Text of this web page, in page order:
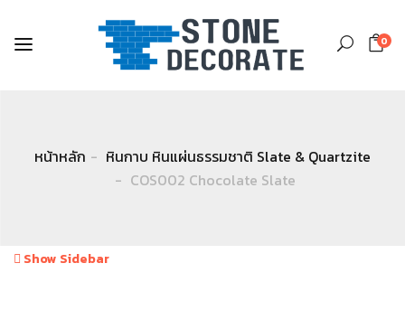
0
หน้าหลัก
หินกาบ หินแผ่นธรรมชาติ Slate & Quartzite
COS002 Chocolate Slate
Show Sidebar